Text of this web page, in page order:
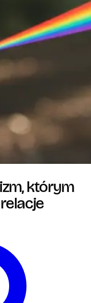
którym